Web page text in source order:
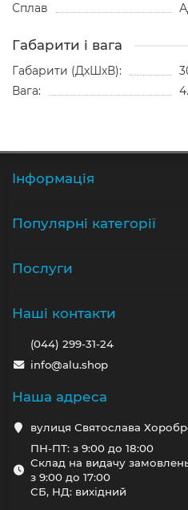
Сплав
Габарити і вага
Габарити (ДхШхВ):
Вага:
Iнформація
Популярні категорії
Послуги
Наші контакти
(044) 299-31-24
info@alu.shop
Наша адреса
вулиця Святослава
ПН-ПТ: з 9:00 до 18:00
Склад на видачу
з 9:00 до 17:00
СБ, НД: вихідний